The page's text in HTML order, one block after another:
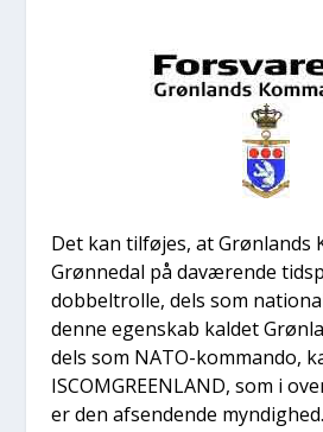
Det kan til­fø­jes, at Grøn­lands
Grøn­nedal på davæ­ren­de
dob­bel­trol­le, dels som
den­ne egen­skab kal­det
dels som NATO-kom­man­do,
ISCOMGREENLAND, som i
er den afsen­den­de myn­dig­hed.